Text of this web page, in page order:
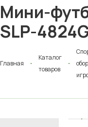
Мини-
SLP-
Главная
Каталог
товаров